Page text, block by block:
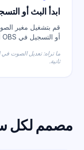
ابدأ البث أو التسجيل
قم بتشغيل مغير الصوت،
أو التسجيل في OBS أو Discord أو TikTok.
لكل